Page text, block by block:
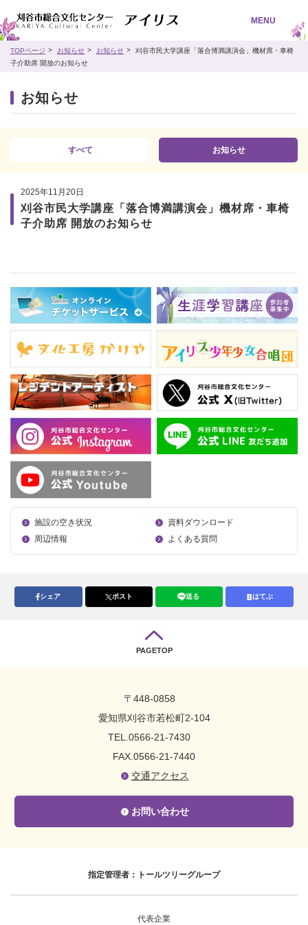
MENU
TOPページ お知らせ お知らせ
刈谷市民大学講座「落合博満講演会」機材席・車椅
子介助席 開放のお知らせ
お知らせ
すべて お知らせ
2025年11月20日
刈谷市民大学講座「落合博満講演会」機材席・車椅
子介助席 開放のお知らせ
施設の空き状況
資料ダウンロード
周辺情報
よくある質問
シェア ポスト 送る はてぶ
PAGETOP
〒448-0858
愛知県刈谷市若松町2-104
TEL.0566-21-7430
FAX.0566-21-7440
交通アクセス
お問い合わせ
指定管理者：トールツリーグループ
代表企業